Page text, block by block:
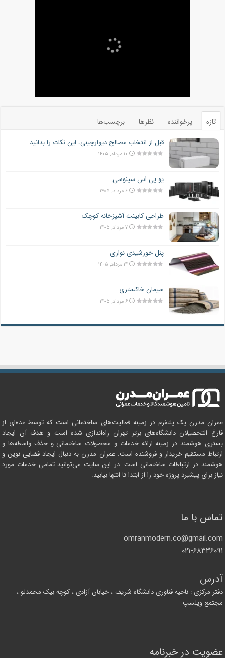
تازه پرخواننده نظرها
برچسب‌ها
قبل از انتخاب مصالح دیوارچینی، این نکات را بدانید
۱۰ مرداد, ۱۴۰۵
یو پی اس سینوسی
۶ مرداد, ۱۴۰۵
طراحی کابینت آشپزخانه کوچک
۷ مرداد, ۱۴۰۵
پنل خورشیدی نواری
۱۴ مرداد, ۱۴۰۵
سیمان خاکستری
۶ مرداد, ۱۴۰۵
عمران مدرن یک پلتفرم در زمینه فعالیت‌های ساختمانی است که توسط عده‌ای از
فارغ التحصیلان دانشگاه‌های برتر تهران راه‌اندازی شده است و هدف آن ایجاد
بستری هوشمند در زمینه ارائه خدمات و محصولات ساختمانی و حذف واسطه‌ها و
ارتباط مستقیم خریدار و فروشنده است. عمران مدرن به دنبال ایجاد فضایی نوین و
هوشمند در ارتباطات ساختمانی است. در این سایت می‌توانید تمامی خدمات مورد
نیاز برای پیشبرد پروژه خود را از ابتدا تا انتها بیابید.
تماس با ما
omranmodern.co@gmail.com
۰۲۱-۶۸۳۳۶۰۹۱
آدرس
دفتر مرکزی : ناحیه فناوری دانشگاه شریف ، خیابان آزادی ، کوچه بیک محمدلو ،
مجتمع ویلسپ
عضویت در خبرنامه